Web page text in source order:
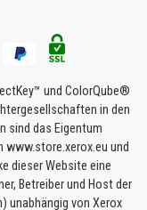
und ColorQube®
in den
sind das Eigentum
www.store.xerox.eu und
dieser Website eine
Betreiber und Host der
unabhängig von Xerox